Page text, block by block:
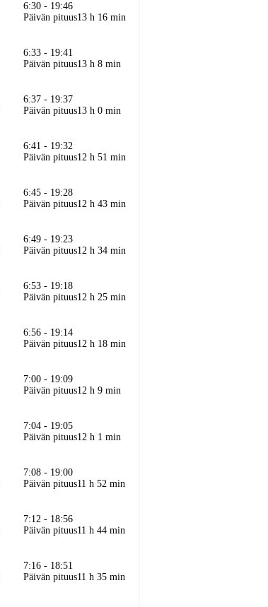
6:30 - 19:46
Päivän pituus13 h 16 min
6:33 - 19:41
Päivän pituus13 h 8 min
6:37 - 19:37
Päivän pituus13 h 0 min
6:41 - 19:32
Päivän pituus12 h 51 min
6:45 - 19:28
Päivän pituus12 h 43 min
6:49 - 19:23
Päivän pituus12 h 34 min
6:53 - 19:18
Päivän pituus12 h 25 min
6:56 - 19:14
Päivän pituus12 h 18 min
7:00 - 19:09
Päivän pituus12 h 9 min
7:04 - 19:05
Päivän pituus12 h 1 min
7:08 - 19:00
Päivän pituus11 h 52 min
7:12 - 18:56
Päivän pituus11 h 44 min
7:16 - 18:51
Päivän pituus11 h 35 min